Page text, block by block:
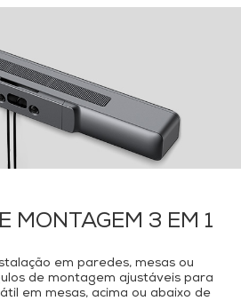
MONTAGEM 3 EM 1
em paredes, mesas ou
de montagem ajustáveis para
em mesas, acima ou abaixo de